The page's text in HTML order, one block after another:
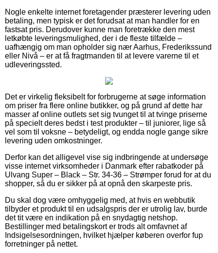
Nogle enkelte internet foretagender præsterer levering uden
betaling, men typisk er det forudsat at man handler for en
fastsat pris. Derudover kunne man foretrække den mest
letkøbte leveringsmulighed, der i de fleste tilfælde –
uafhængig om man opholder sig nær Aarhus, Frederikssund
eller Nivå – er at få fragtmanden til at levere varerne til et
udleveringssted.
Det er virkelig fleksibelt for forbrugerne at søge information
om priser fra flere online butikker, og på grund af dette har
masser af online outlets set sig tvunget til at tvinge priserne
på specielt deres bedst i test produkter – til juniorer, lige så
vel som til voksne – betydeligt, og endda nogle gange sikre
levering uden omkostninger.
Derfor kan det alligevel vise sig indbringende at undersøge
visse internet virksomheder i Danmark efter rabatkoder på
Ulvang Super – Black – Str. 34-36 – Strømper forud for at du
shopper, så du er sikker på at opnå den skarpeste pris.
Du skal dog være omhyggelig med, at hvis en webbutik
tilbyder et produkt til en udsalgspris der er utrolig lav, burde
det tit være en indikation på en snydagtig netshop.
Bestillinger med betalingskort er trods alt omfavnet af
Indsigelsesordningen, hvilket hjælper køberen overfor fup
forretninger på nettet.